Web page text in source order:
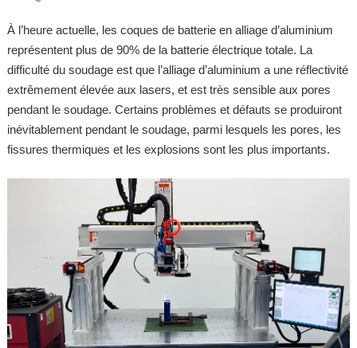
À l’heure actuelle, les coques de batterie en alliage d’aluminium
représentent plus de 90% de la batterie électrique totale. La
difficulté du soudage est que l’alliage d’aluminium a une réflectivité
extrêmement élevée aux lasers, et est très sensible aux pores
pendant le soudage. Certains problèmes et défauts se produiront
inévitablement pendant le soudage, parmi lesquels les pores, les
fissures thermiques et les explosions sont les plus importants.